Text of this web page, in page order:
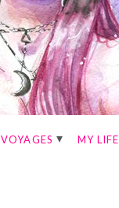
VOYAGES MY LIFE